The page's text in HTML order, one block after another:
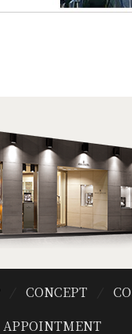
CONCEPT
APPOINTMENT